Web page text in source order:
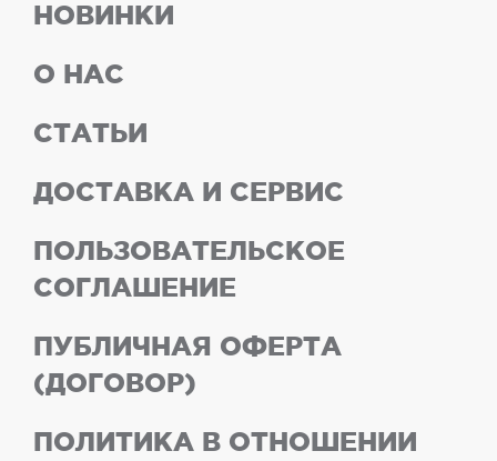
НОВИНКИ
О НАС
СТАТЬИ
ДОСТАВКА И СЕРВИС
ПОЛЬЗОВАТЕЛЬСКОЕ
СОГЛАШЕНИЕ
ПУБЛИЧНАЯ ОФЕРТА
(ДОГОВОР)
ПОЛИТИКА В ОТНОШЕНИИ